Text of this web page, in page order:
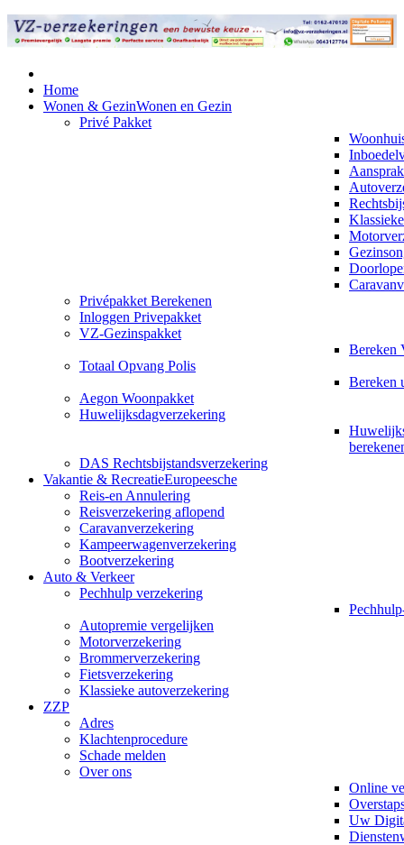
Home
Wonen & GezinWonen en Gezin
Privé Pakket
Privépakket Berekenen
Inloggen Privepakket
VZ-Gezinspakket
Bereken
Totaal Opvang Polis
Bereken
Aegon Woonpakket
Huwelijksdagverzekering
DAS Rechtsbijstandsverzekering
Vakantie & RecreatieEuropeesche
Reis-en Annulering
Reisverzekering aflopend
Caravanverzekering
Kampeerwagenverzekering
Bootverzekering
Auto & Verkeer
Pechhulp verzekering
Autopremie vergelijken
Motorverzekering
Brommerverzekering
Fietsverzekering
Klassieke autoverzekering
ZZP
Adres
Klachtenprocedure
Schade melden
Over ons
Online
Uw